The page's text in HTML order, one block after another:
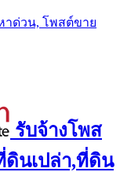
าด่วน, โพสต์ขาย
รับจ้างโพส
ดินเปล่า,ที่ดิน